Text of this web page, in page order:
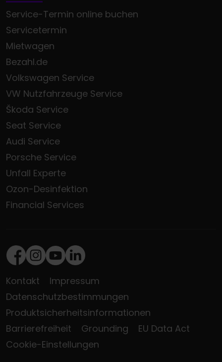
Service-Termin online buchen
Servicetermin
Mietwagen
Bezahl.de
Volkswagen Service
VW Nutzfahrzeuge Service
Škoda Service
Seat Service
Audi Service
Porsche Service
Unfall Experte
Ozon-Desinfektion
Financial Services
Facebook
Instagram
Youtube
LinkedIn
Kontakt
Impressum
Datenschutzbestimmungen
Produktsicherheitsinformationen
Barrierefreiheit
Grounding
EU Data Act
Cookie-Einstellungen